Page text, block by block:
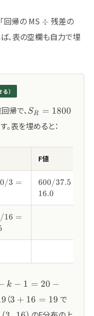
回帰の MS \div
÷ 残差の
、表の空欄も自力で埋
）
帰で、 S_R=1800
SR = 1800
表を埋めると：
F値
3=600
3 =
600/37.5=16.0
600/37.5
16.0
16=37.5
16 =
k − 1 = 20 −
（3+16=19
3 + 16 = 19 で
(3,\,16)